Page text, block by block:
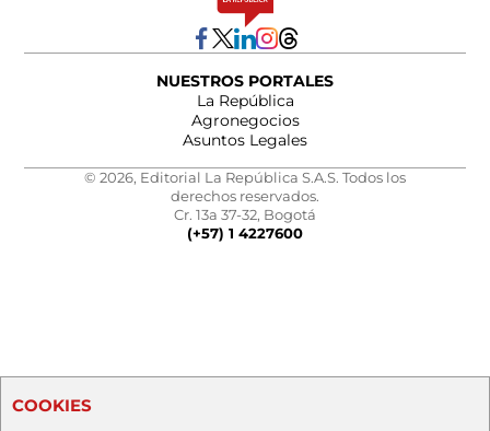
NUESTROS PORTALES
La República
Agronegocios
Asuntos Legales
© 2026, Editorial La República S.A.S. Todos los
derechos reservados.
Cr. 13a 37-32, Bogotá
(+57) 1 4227600
COOKIES